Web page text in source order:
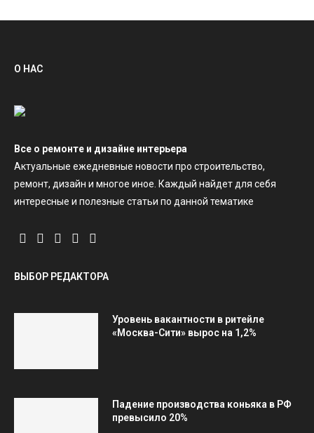
О НАС
Все о ремонте и дизайне интерьера
Актуальные ежедневные новости про строительство,
ремонт, дизайн и многое иное. Каждый найдет для себя
интересные и полезные статьи по данной тематике
ВЫБОР РЕДАКТОРА
Уровень вакантности в ритейле
«Москва-Сити» вырос на 1,2%
Падение производства коньяка в РФ
превысило 20%